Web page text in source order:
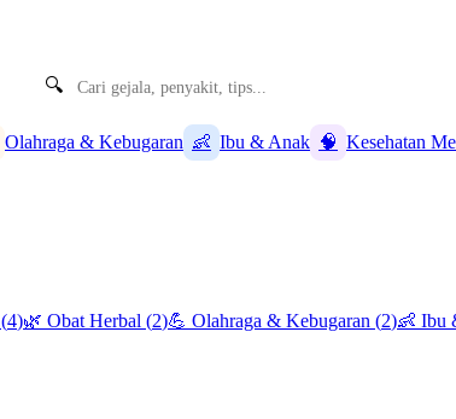
🔍
Olahraga & Kebugaran 👶 Ibu & Anak 🧠 Kesehatan
(4)🌿 Obat Herbal (2)💪 Olahraga & Kebugaran (2)👶 Ibu